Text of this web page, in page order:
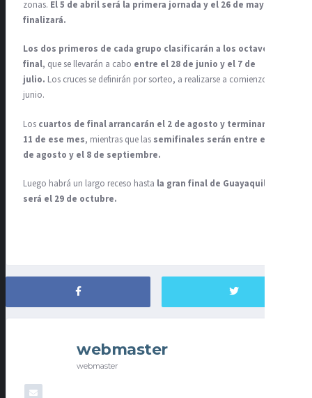
zonas. El 5 de abril será la primera jornada y el 26 de mayo
finalizará.
Los dos primeros de cada grupo clasificarán a los octavos de
final, que se llevarán a cabo entre el 28 de junio y el 7 de
julio. Los cruces se definirán por sorteo, a realizarse a comienzos de
junio.
Los cuartos de final arrancarán el 2 de agosto y terminarán el
11 de ese mes, mientras que las semifinales serán entre el 31
de agosto y el 8 de septiembre.
Luego habrá un largo receso hasta la gran final de Guayaquil, que
será el 29 de octubre.
webmaster
webmaster